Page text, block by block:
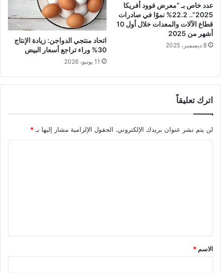
عدد خاص بـ “معرض فوود أفريكا
2025”.. 22.2% نموًا في صادرات
قطاع الآلات والمعدات خلال أول 10
أشهر من 2025
8 ديسمبر، 2025
اتحاد منتجي الدواجن: زيادة الإنتاج
30% وراء تراجع أسعار البيض
11 يونيو، 2026
اترك تعليقاً
لن يتم نشر عنوان بريدك الإلكتروني. الحقول الإلزامية مشار إليها بـ *
ق
*
الاسم *